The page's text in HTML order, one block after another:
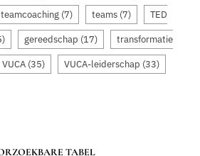
teamcoaching (7) teams (7) TED
gereedschap (17) transformatie
VUCA (35) VUCA-leiderschap (33)
TABEL